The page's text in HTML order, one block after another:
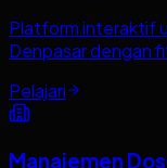
Platform interaktif
Denpasar dengan
Pelajari
Manajemen